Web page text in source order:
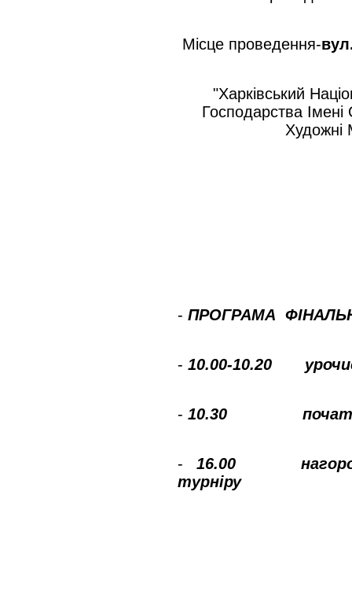
Місце проведення-
"Харківський
Господарства
Художні
- ПРОГРАМА
- 10.00-10.20
- 10.30 початок
- 16.00
турніру